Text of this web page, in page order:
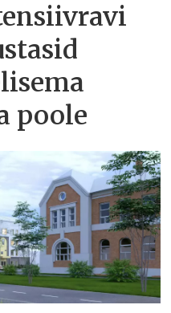
poole